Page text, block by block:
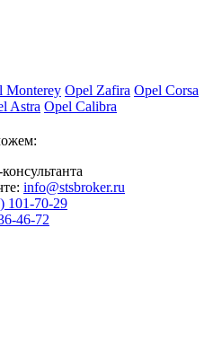
Monterey Opel Zafira Opel Corsa
Astra Opel Calibra
info@stsbroker.ru
101-70-29
46-72